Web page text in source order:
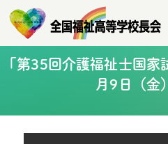
「第35回介護福祉士国
月9日（金